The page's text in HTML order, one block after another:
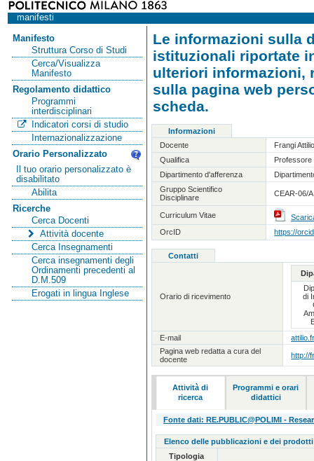
manifesti
Manifesto
Struttura Corso di Studi
Cerca/Visualizza
Manifesto
Regolamento didattico
Programmi
interdisciplinari
Indicatori corsi di studio
Internazionalizzazione
Orario Personalizzato
Il tuo orario personalizzato è
disabilitato
Abilita
Ricerche
Cerca Docenti
Attività docente
Cerca Insegnamenti
Cerca insegnamenti degli
Ordinamenti precedenti al
D.M.509
Erogati in lingua Inglese
Le informazioni sulla
istituzionali riportate
ulteriori informazioni,
sulla pagina web
scheda.
Informazioni
Docente
Frangi
Qualifica
Professore
Dipartimento d'afferenza
Gruppo Scientifico
Disciplinare
CEAR-06/
Curriculum Vitae
OrcID
https://
Contatti
Orario di ricevimento
di
E-mail
Pagina web redatta a cura del
docente
http://
Attività di
ricerca
Programmi e orari
didattici
Fonte dati: RE.PUBLIC@POLIMI -
Elenco delle pubblicazioni e dei
Tipologia